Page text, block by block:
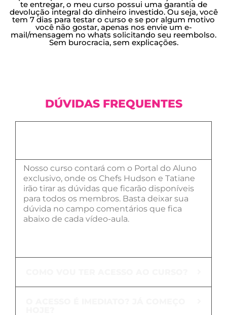
te entregar, o meu curso possui uma garantia de
devolução integral do dinheiro investido. Ou seja, você
tem 7 dias para testar o curso e se por algum motivo
você não gostar, apenas nos envie um e-
mail/mensagem no whats solicitando seu reembolso.
Sem burocracia, sem explicações.
DÚVIDAS FREQUENTES
Nosso curso contará com o Portal do Aluno
exclusivo, onde os Chefs Hudson e Tatiane
irão tirar as dúvidas que ficarão disponíveis
para todos os membros. Basta deixar sua
dúvida no campo comentários que fica
abaixo de cada vídeo-aula.